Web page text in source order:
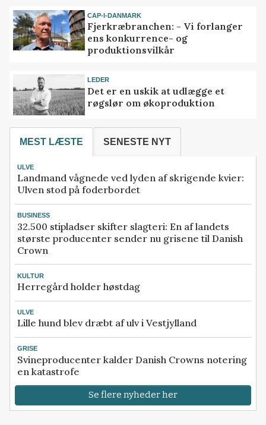
CAP-I-DANMARK
Fjerkræbranchen: - Vi forlanger
ens konkurrence- og
produktionsvilkår
LEDER
Det er en uskik at udlægge et
røgslør om økoproduktion
MEST LÆSTE SENESTE NYT
ULVE
Landmand vågnede ved lyden af skrigende kvier:
Ulven stod på foderbordet
BUSINESS
32.500 stipladser skifter slagteri: En af landets
største producenter sender nu grisene til Danish
Crown
KULTUR
Herregård holder høstdag
ULVE
Lille hund blev dræbt af ulv i Vestjylland
GRISE
Svineproducenter kalder Danish Crowns notering
en katastrofe
Se flere nyheder her